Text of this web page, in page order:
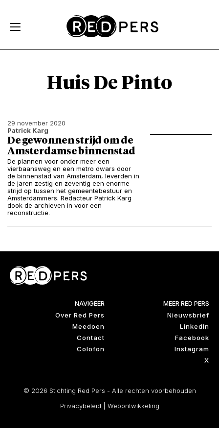
Huis De Pinto
29 november 2020
Patrick Karg
De gewonnen strijd om de
Amsterdamse binnenstad
De plannen voor onder meer een
vierbaansweg en een metro dwars door
de binnenstad van Amsterdam, leverden in
de jaren zestig en zeventig een enorme
strijd op tussen het gemeentebestuur en
Amsterdammers. Redacteur Patrick Karg
dook de archieven in voor een
reconstructie.
NAVIGEER
Over Red Pers
Meedoen
Contact
Colofon
MEER RED PERS
Nieuwsbrief
LinkedIn
Facebook
Instagram
X
© 2026 Stichting Red Pers - Alle rechten voorbehouden
Privacybeleid
Webontwikkeling